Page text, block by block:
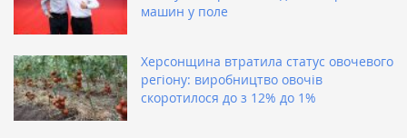
машин у поле
Херсонщина втратила статус овочевого
регіону: виробництво овочів
скоротилося до з 12% до 1%